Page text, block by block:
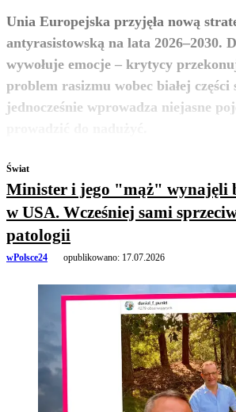
Unia Europejska przyjęła nową
antyrasistowską na lata 2026–2030.
wywołuje emocje – krytycy
problem rasizmu wobec białej części
jednocześnie wprowadza niejasne
zobacz
Świat
Minister i jego "mąż" wynajęli
w USA. Wcześniej sami
patologii
wPolsce24 opublikowano: 17.07.2026